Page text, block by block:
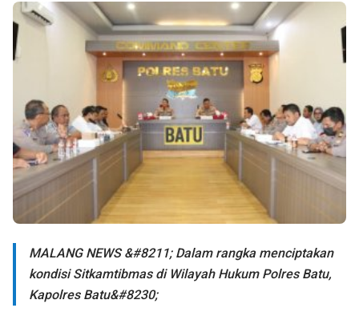
MALANG NEWS &#8211; Dalam rangka menciptakan
kondisi Sitkamtibmas di Wilayah Hukum Polres Batu,
Kapolres Batu&#8230;